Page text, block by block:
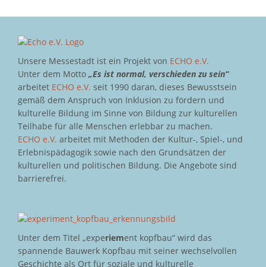
Unsere Messestadt ist ein Projekt von ECHO e.V.
Unter dem Motto „Es ist normal, verschieden zu sein“
arbeitet ECHO e.V. seit 1990 daran, dieses Bewusstsein
gemäß dem Anspruch von Inklusion zu fördern und
kulturelle Bildung im Sinne von Bildung zur kulturellen
Teilhabe für alle Menschen erlebbar zu machen.
ECHO e.V. arbeitet mit Methoden der Kultur-, Spiel-, und
Erlebnispädagogik sowie nach den Grundsätzen der
kulturellen und politischen Bildung. Die Angebote sind
barrierefrei.
Unter dem Titel „experiement kopfbau“ wird das
spannende Bauwerk Kopfbau mit seiner wechselvollen
Geschichte als Ort für soziale und kulturelle